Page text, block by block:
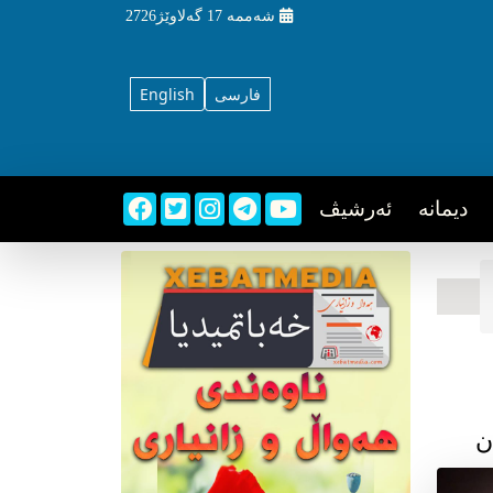
شه‌ممه‌ 17 گه‌لاوێژ2726
English فارسی
دیمانه ئه‌رشیڤ